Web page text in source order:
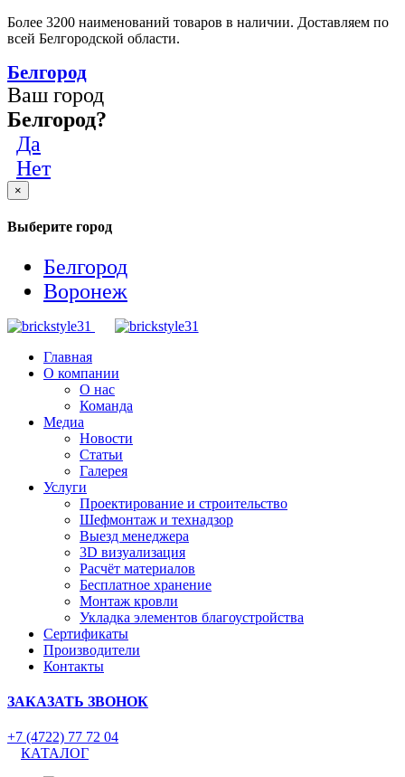
Более 3200 наименований товаров в наличии. Доставляем по
всей Белгородской области.
Белгород
Ваш город
Белгород?
Да
Нет
×
Выберите город
Белгород
Воронеж
Главная
О компании
О нас
Команда
Медиа
Новости
Статьи
Галерея
Услуги
Проектирование и строительство
Шефмонтаж и технадзор
Выезд менеджера
3D визуализация
Расчёт материалов
Бесплатное хранение
Монтаж кровли
Укладка элементов благоустройства
Сертификаты
Производители
Контакты
ЗАКАЗАТЬ ЗВОНОК
+7 (4722) 77 72 04
КАТАЛОГ